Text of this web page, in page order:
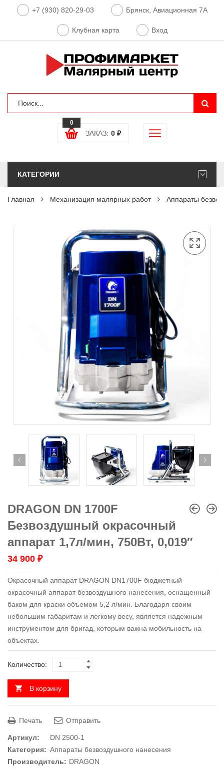
+7 (930) 820-29-03 Брянск, Авиационная 7А
Клубная карта Вход
0
ЗАКАЗ: 0 ₽
КАТЕГОРИИ
Главная Механизация малярных работ Аппараты
DRAGON DN 1700F
Безвоздушный окрасочный
аппарат 1,7л/мин, 750Вт, 0,019″
34 900 ₽
Окрасочный аппарат DRAGON DN1700F бюджетный
окрасочный аппарат безвоздушного нанесения, оснащенный
баком для краски объемом 5,2 л/мин. Благодаря своим
небольшим габаритам и легкому весу, является надежным
инструментом для бригад, которым важна мобильность на
объектах.
Количество:
В корзину
Печать Отправить
Артикул:
DN 2500-1
Категория: Аппараты безвоздушного нанесения
Производитель: DRAGON